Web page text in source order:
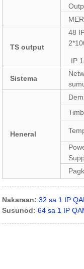
MER
TS output
48
IP
Sistema
Heneral
Nakaraan: 32 sa 1 IP
Susunod: 64 sa 1 IP